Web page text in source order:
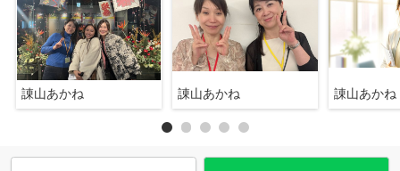
諌山あかね 諌山あかね 諌山あかね